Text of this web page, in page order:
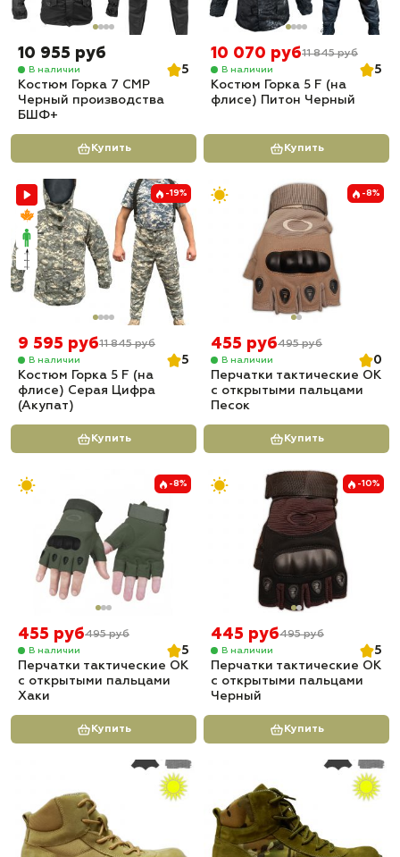
10 955 руб
В наличии
5
Костюм Горка 7 СМР
Черный производства
БШФ+
Купить
10 070 руб11 845 руб
В наличии
5
Костюм Горка 5 F (на
флисе) Питон Черный
Купить
-19%
9 595 руб11 845 руб
В наличии
5
Костюм Горка 5 F (на
флисе) Серая Цифра
(Акупат)
Купить
-8%
455 руб495 руб
В наличии
0
Перчатки тактические OK
с открытыми пальцами
Песок
Купить
-8%
455 руб495 руб
В наличии
5
Перчатки тактические OK
с открытыми пальцами
Хаки
Купить
-10%
445 руб495 руб
В наличии
5
Перчатки тактические OK
с открытыми пальцами
Черный
Купить